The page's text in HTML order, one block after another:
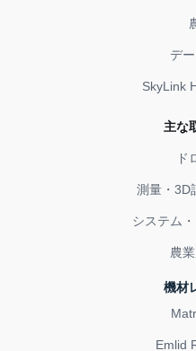
デ
SkyLink
主な
ド
測量・3D
システム
農
機材
Emlid